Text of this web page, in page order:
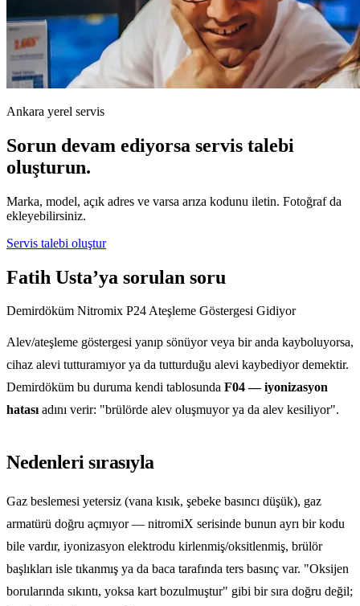
Ankara yerel servis
Sorun devam ediyorsa servis talebi
oluşturun.
Marka, model, açık adres ve varsa arıza kodunu iletin. Fotoğraf da
ekleyebilirsiniz.
Servis talebi oluştur
Fatih Usta’ya sorulan soru
Demirdöküm Nitromix P24 Ateşleme Göstergesi Gidiyor
Alev/ateşleme göstergesi yanıp sönüyor veya bir anda kayboluyorsa,
cihaz alevi tutturamıyor ya da tutturduğu alevi kaybediyor demektir.
Demirdöküm bu duruma kendi tablosunda F04 — iyonizasyon
hatasıadını verir: "brülörde alev oluşmuyor ya da alev kesiliyor".
Nedenleri sırasıyla
Gaz beslemesi yetersiz (vana kısık, şebeke basıncı düşük), gaz
armatürü doğru açmıyor — nitromiX serisinde bunun ayrı bir kodu
bile vardır, iyonizasyon elektrodu kirlenmiş/oksitlenmiş, brülör
başlıkları isle tıkanmış ya da baca tarafında ters basınç var. "Oksijen
borularında sıkıntı, yoksa kart bozulmuştur" gibi bir sıra doğru değil;